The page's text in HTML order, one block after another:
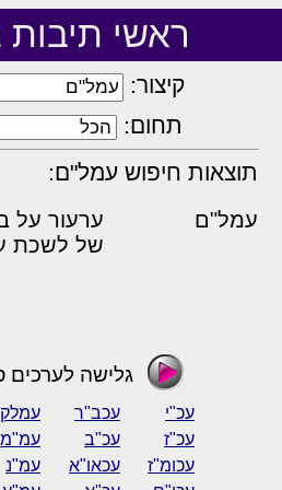
ראשי
קיצור:
תחום:
תוצאות חיפוש עמל"ם:
עמל"ם
ערעור על
של לשכת
גלישה לערכים
עכ"י עכב"ר
עכ"ז
עכ"ב עמ"מ
עכומ"ז
עכאו"א עמ"נ